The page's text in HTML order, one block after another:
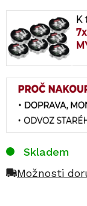
Skladem
Možnosti